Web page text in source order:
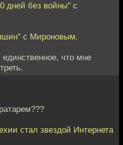
дней без войны" с
с Мироновым.
что мне
стал звездой Интернета